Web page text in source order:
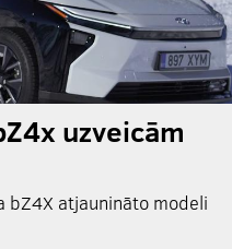
uzveicām
bZ4X atjaunināto modeli